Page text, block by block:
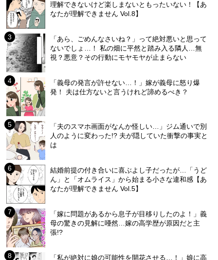
理解できないけど楽しまないともったいない！【あ
なたが理解できません Vol.8】
「あら、ごめんなさいね？」って絶対悪いと思って
ないでしょ…！ 私の畑に平然と踏み入る隣人…無
視？悪意？その行動にモヤモヤが止まらない
「義母の発言が許せない…！」嫁が義母に怒り爆
発！ 夫は仕方ないと言うけれど諦めるべき？
「夫のスマホ画面がなんか怪しい…」ジム通いで別
人のように変わった!? 夫が隠していた衝撃の事実と
は
結婚前提の付き合いに喜ぶよし子だったが…「うど
ん」と「オムライス」から始まる小さな違和感【あ
なたが理解できません Vol.5】
「嫁に問題があるから息子が目移りしたのよ！」義
母の驚きの見解に唖然…嫁の高学歴が原因だと主
張!?
「私が絶対に娘の可能性を開花させる…！」娘に高